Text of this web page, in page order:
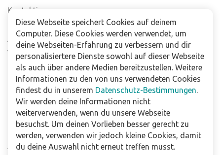
Kontaktiere uns
Häufig gestellte Fragen
Abonniere unseren Newsletter
Verkaufsstellen
Für Unternehmen
Downloads
Impressum
Datenschutzbestimmungen
Allgemeine Verkaufs- und Lieferbedingungen
Diese Webseite speichert Cookies auf deinem
Computer. Diese Cookies werden verwendet, um
deine Webseiten-Erfahrung zu verbessern und dir
personalisiertere Dienste sowohl auf dieser Webseite
als auch über andere Medien bereitzustellen. Weitere
Informationen zu den von uns verwendeten Cookies
findest du in unserem Datenschutz-Bestimmungen.
Wir werden deine Informationen nicht
weiterverwenden, wenn du unsere Webseite
besuchst. Um deinen Vorlieben besser gerecht zu
werden, verwenden wir jedoch kleine Cookies, damit
du deine Auswahl nicht erneut treffen musst.